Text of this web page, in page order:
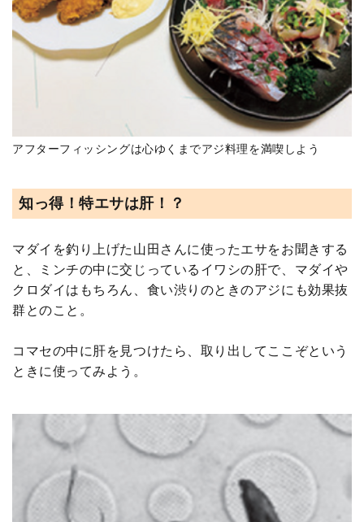
アフターフィッシングは心ゆくまでアジ料理を満喫しよう
知っ得！特エサは肝！？
マダイを釣り上げた山田さんに使ったエサをお聞きする
と、ミンチの中に交じっているイワシの肝で、マダイや
クロダイはもちろん、食い渋りのときのアジにも効果抜
群とのこと。
コマセの中に肝を見つけたら、取り出してここぞという
ときに使ってみよう。